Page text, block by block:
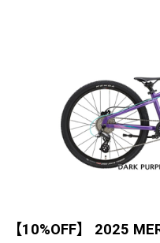
【10%OFF】 2025